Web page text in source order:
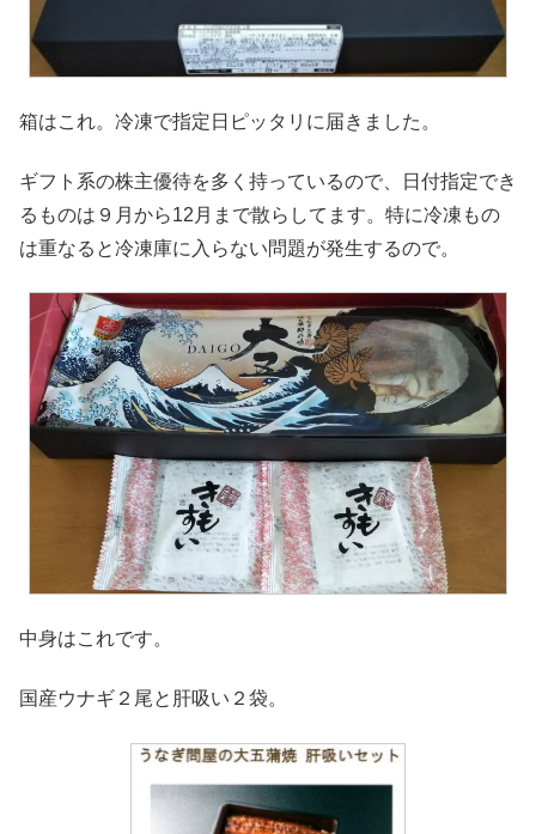
箱はこれ。冷凍で指定日ピッタリに届きました。
ギフト系の株主優待を多く持っているので、日付指定でき
るものは９月から12月まで散らしてます。特に冷凍もの
は重なると冷凍庫に入らない問題が発生するので。
中身はこれです。
国産ウナギ２尾と肝吸い２袋。